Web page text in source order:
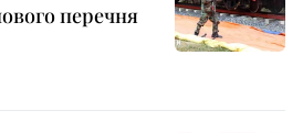
перечня